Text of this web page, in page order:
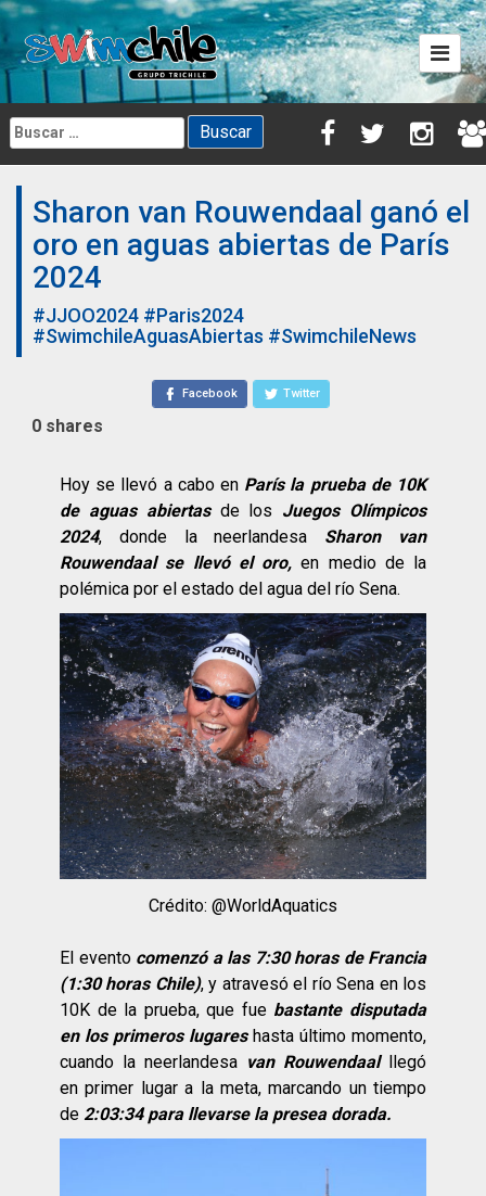
Skip
content
Buscar:
Sharon van Rouwendaal ganó el
oro en aguas abiertas de París
2024
#JJOO2024 #Paris2024
#SwimchileAguasAbiertas #SwimchileNews
Facebook Twitter
0 shares
Hoy se llevó a cabo en París la prueba de 10K
de aguas abiertasde los Juegos Olímpicos
2024, donde la neerlandesa Sharon van
Rouwendaal se llevó el oro, en medio de la
polémica por el estado del agua del río Sena.
Crédito: @WorldAquatics
El evento comenzó a las 7:30 horas de Francia
(1:30 horas Chile), y atravesó el río Sena en los
10K de la prueba, que fue bastante disputada
en los primeros lugareshasta último momento,
cuando la neerlandesa van Rouwendaalllegó
en primer lugar a la meta, marcando un tiempo
de 2:03:34 para llevarse la presea dorada.